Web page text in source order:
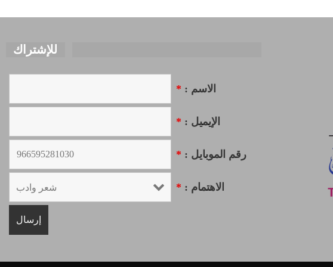
للإشتراك
الاسم : *
الإيميل : *
رقم الموبايل : *
الاهتمام : *